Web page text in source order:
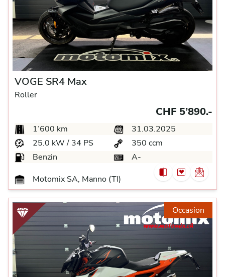
VOGE SR4 Max
Roller
CHF 5’890.-
1’600 km
31.03.2025
25.0 kW / 34 PS
350 ccm
Benzin
A-
Motomix SA, Manno (TI)
Occasion